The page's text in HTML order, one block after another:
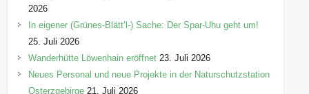
2026
In eigener (Grünes-Blätt’l-) Sache: Der Spar-Uhu geht um!
25. Juli 2026
Wanderhütte Löwenhain eröffnet 23. Juli 2026
Neues Personal und neue Projekte in der Naturschutzstation
Osterzgebirge 21. Juli 2026